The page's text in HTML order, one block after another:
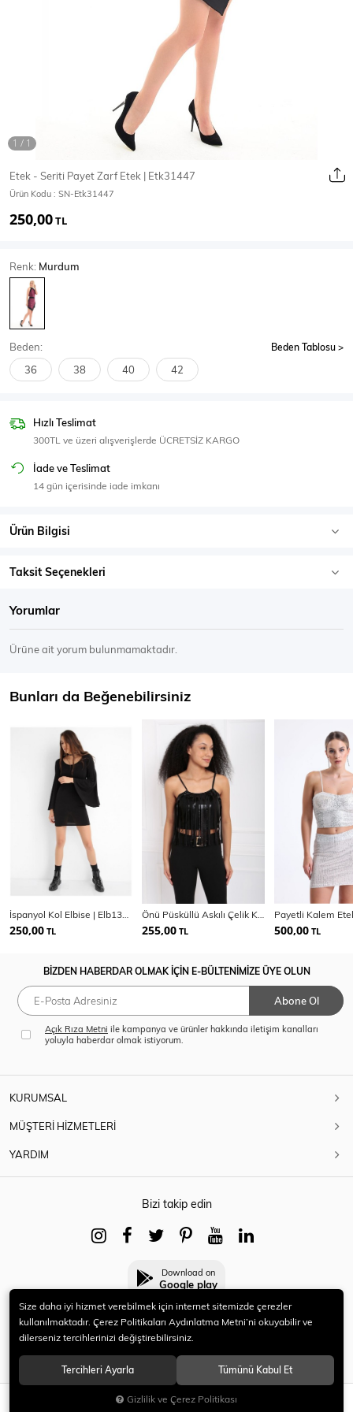
Mont & Kaban Yağmurluk
T-Shirt
Body
SPOR GİYİM
Eşofman Üstü
Etek - Seriti Payet Zarf Etek | Etk31447
Ürün Kodu : SN-Etk31447
250,00TL
Renk: Murdum
Beden: Beden Tablosu
36 38 40 42
SEPETE EKLE
Hızlı Teslimat
300TL ve üzeri alışverişlerde ÜCRETSİZ KARGO
İade ve Teslimat
14 gün içerisinde iade imkanı
Ürün Bilgisi
Taksit Seçenekleri
Yorumlar
Ürüne ait yorum bulunmamaktadır.
Bunları da Beğenebilirsiniz
250,00 TL 255,00 TL
Payetli Kalem
500,00 TL
BİZDEN HABERDAR OLMAK İÇİN E-BÜLTENİMİZE ÜYE OLUN
Abone Ol
Açık Rıza Metni ile kampanya ve ürünler hakkında iletişim kanalları
yoluyla haberdar olmak istiyorum.
KURUMSAL
MÜŞTERİ HİZMETLERİ
YARDIM
Bizi takip edin
Download on
Google play
© 2021 HERYENİ. Tüm hakları saklıdır.
Size daha iyi hizmet verebilmek için internet sitemizde çerezler
kullanılmaktadır. Çerez Politikaları Aydınlatma Metni’ni okuyabilir ve
dilerseniz tercihlerinizi değiştirebilirsiniz.
Tercihleri Ayarla Tümünü Kabul Et
Gizlilik ve Çerez Politikası